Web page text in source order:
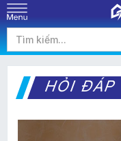
HỎI ĐÁP